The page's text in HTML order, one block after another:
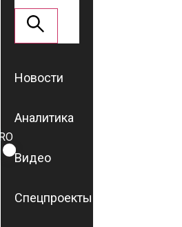
ROMÂNĂ
RU
Новости
Аналитика
Видео
Спецпроекты